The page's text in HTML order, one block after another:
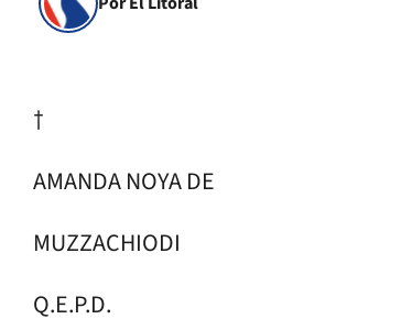
†
AMANDA NOYA DE
MUZZACHIODI
Q.E.P.D.